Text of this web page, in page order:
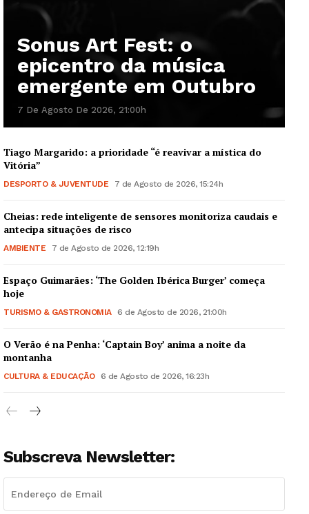
Guimarães, agora!
Institucional
Edição Digital
Europa
Publicidade
Quero ser Assinante
Sonus Art Fest: o
epicentro da música
emergente em Outubro
7 De Agosto De 2026, 21:00h
Tiago Margarido: a prioridade “é reavivar a mística do
Vitória”
DESPORTO & JUVENTUDE 7 de Agosto de 2026, 15:24h
Cheias: rede inteligente de sensores monitoriza caudais e
antecipa situações de risco
AMBIENTE 7 de Agosto de 2026, 12:19h
Espaço Guimarães: ‘The Golden Ibérica Burger’ começa
hoje
TURISMO & GASTRONOMIA 6 de Agosto de 2026, 21:00h
O Verão é na Penha: ‘Captain Boy’ anima a noite da
montanha
CULTURA & EDUCAÇÃO 6 de Agosto de 2026, 16:23h
Subscreva Newsletter: